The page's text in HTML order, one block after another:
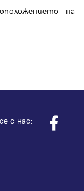
на
с нас: